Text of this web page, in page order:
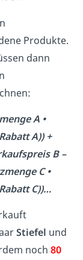
Produkte.
dann
A •
A)) +
B –
C •
C))…
Stiefel und
noch80